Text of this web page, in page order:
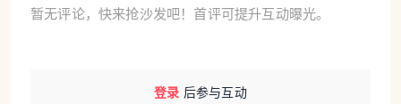
暂无评论，快来抢沙发吧！首评可提升互动曝光。
登录 后参与互动